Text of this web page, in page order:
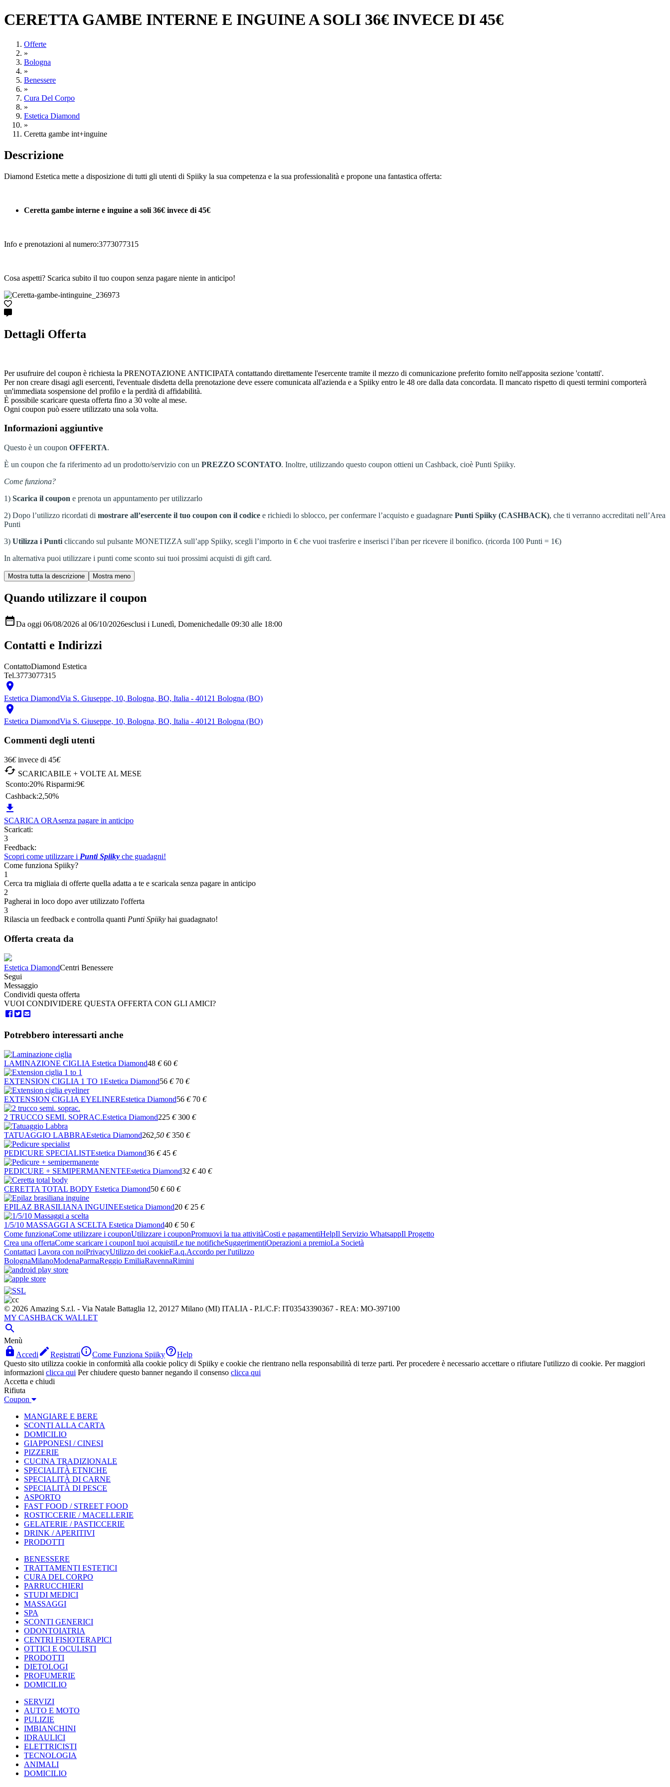
CERETTA GAMBE INTERNE E INGUINE A SOLI 36€ INVECE DI 45€
Offerte
»
Bologna
»
Benessere
»
Cura Del Corpo
»
Estetica Diamond
»
Ceretta gambe int+inguine
Descrizione
Diamond Estetica mette a disposizione di tutti gli utenti di Spiiky la sua competenza e la sua professionalità e propone una fantastica offerta:
Ceretta gambe interne e inguine a soli 36€ invece di 45€
Info e prenotazioni al numero:3773077315
Cosa aspetti? Scarica subito il tuo coupon senza pagare niente in anticipo!
Dettagli Offerta
Per usufruire del coupon è richiesta la PRENOTAZIONE ANTICIPATA contattando direttamente l'esercente tramite il mezzo di comunicazione preferito fornito nell'apposita sezione 'contatti'.
Per non creare disagi agli esercenti, l'eventuale disdetta della prenotazione deve essere comunicata all'azienda e a Spiiky entro le 48 ore dalla data concordata. Il mancato rispetto di questi termini comporterà
un'immediata sospensione del profilo e la perdità di affidabilità.
È possibile scaricare questa offerta fino a 30 volte al mese.
Ogni coupon può essere utilizzato una sola volta.
Informazioni aggiuntive
Questo è un coupon OFFERTA.
È un coupon che fa riferimento ad un prodotto/servizio con un PREZZO SCONTATO. Inoltre, utilizzando questo coupon ottieni un Cashback, cioè Punti Spiiky.
Come funziona?
1) Scarica il coupon e prenota un appuntamento per utilizzarlo
2) Dopo l’utilizzo ricordati di mostrare all’esercente il tuo coupon con il codice e richiedi lo sblocco, per confermare l’acquisto e guadagnare Punti Spiiky (CASHBACK), che ti verranno accreditati nell’Area
Punti
3) Utilizza i Punti cliccando sul pulsante MONETIZZA sull’app Spiiky, scegli l’importo in € che vuoi trasferire e inserisci l’iban per ricevere il bonifico. (ricorda 100 Punti = 1€)
In alternativa puoi utilizzare i punti come sconto sui tuoi prossimi acquisti di gift card.
Quando utilizzare il coupon
Da oggi 06/08/2026 al 06/10/2026esclusi i Lunedì, Domenichedalle 09:30 alle 18:00
Contatti e Indirizzi
ContattoDiamond Estetica
Tel.3773077315

Estetica DiamondVia S. Giuseppe, 10, Bologna, BO, Italia - 40121 Bologna (BO)

Estetica DiamondVia S. Giuseppe, 10, Bologna, BO, Italia - 40121 Bologna (BO)
Commenti degli utenti
36€ invece di 45€
 SCARICABILE + VOLTE AL MESE
Sconto:20% Risparmi:9€
Cashback:2,50%

SCARICA ORAsenza pagare in anticipo
Scaricati:
3
Feedback:
Scopri come utilizzare i Punti Spiiky che guadagni!
Come funziona Spiiky?
1
Cerca tra migliaia di offerte quella adatta a te e scaricala senza pagare in anticipo
2
Pagherai in loco dopo aver utilizzato l'offerta
3
Rilascia un feedback e controlla quanti Punti Spiiky hai guadagnato!
Offerta creata da
Estetica DiamondCentri Benessere
Segui
Messaggio
Condividi questa offerta
VUOI CONDIVIDERE QUESTA OFFERTA CON GLI AMICI?
Potrebbero interessarti anche
LAMINAZIONE CIGLIA Estetica Diamond48 € 60 €
EXTENSION CIGLIA 1 TO 1Estetica Diamond56 € 70 €
EXTENSION CIGLIA EYELINEREstetica Diamond56 € 70 €
2 TRUCCO SEMI. SOPRAC.Estetica Diamond225 € 300 €
TATUAGGIO LABBRAEstetica Diamond262 ,50 € 350 €
PEDICURE SPECIALISTEstetica Diamond36 € 45 €
PEDICURE + SEMIPERMANENTEEstetica Diamond32 € 40 €
CERETTA TOTAL BODY Estetica Diamond50 € 60 €
EPILAZ BRASILIANA INGUINEEstetica Diamond20 € 25 €
1/5/10 MASSAGGI A SCELTA Estetica Diamond40 € 50 €
Come funzionaCome utilizzare i couponUtilizzare i couponPromuovi la tua attivitàCosti e pagamentiHelpIl Servizio WhatsappIl Progetto
Crea una offertaCome scaricare i couponI tuoi acquistiLe tue notificheSuggerimentiOperazioni a premioLa Società
Contattaci Lavora con noiPrivacyUtilizzo dei cookieF.a.q.Accordo per l'utilizzo
BolognaMilanoModenaParmaReggio EmiliaRavennaRimini
© 2026 Amazing S.r.l. - Via Natale Battaglia 12, 20127 Milano (MI) ITALIA - P.I./C.F: IT03543390367 - REA: MO-397100
MY CASHBACK WALLET

Menù
 Accedi RegistratiCome Funziona SpiikyHelp
Questo sito utilizza cookie in conformità alla cookie policy di Spiiky e cookie che rientrano nella responsabilità di terze parti. Per procedere è necessario accettare o rifiutare l'utilizzo di cookie. Per maggiori
informazioni clicca qui Per chiudere questo banner negando il consenso clicca qui
Accetta e chiudi
Rifiuta
Coupon
MANGIARE E BERE
SCONTI ALLA CARTA
DOMICILIO
GIAPPONESI / CINESI
PIZZERIE
CUCINA TRADIZIONALE
SPECIALITÀ ETNICHE
SPECIALITÀ DI CARNE
SPECIALITÀ DI PESCE
ASPORTO
FAST FOOD / STREET FOOD
ROSTICCERIE / MACELLERIE
GELATERIE / PASTICCERIE
DRINK / APERITIVI
PRODOTTI
BENESSERE
TRATTAMENTI ESTETICI
CURA DEL CORPO
PARRUCCHIERI
STUDI MEDICI
MASSAGGI
SPA
SCONTI GENERICI
ODONTOIATRIA
CENTRI FISIOTERAPICI
OTTICI E OCULISTI
PRODOTTI
DIETOLOGI
PROFUMERIE
DOMICILIO
SERVIZI
AUTO E MOTO
PULIZIE
IMBIANCHINI
IDRAULICI
ELETTRICISTI
TECNOLOGIA
ANIMALI
DOMICILIO